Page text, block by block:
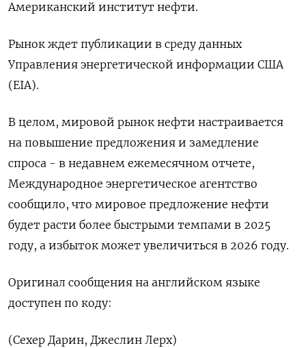
Американский институт нефти.
Рынок ждет публикации в среду данных
Управления энергетической информации США
(EIA).
В целом, мировой рынок нефти настраивается
на повышение предложения и замедление
спроса - в недавнем ежемесячном отчете,
Международное энергетическое агентство
сообщило, что мировое предложение нефти
будет расти более быстрыми темпами в 2025
году, а избыток может увеличиться в 2026 году.
Оригинал сообщения на английском языке
доступен по коду:
(Сехер Дарин, Джеслин Лерх)